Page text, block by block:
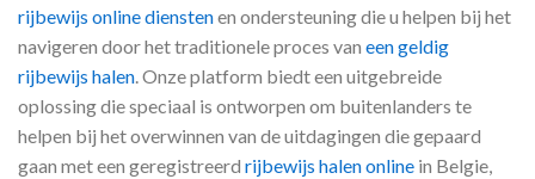
rijbewijs online dienstenen ondersteuning die u helpen bij het
navigeren door het traditionele proces van een geldig
rijbewijs halen. Onze platform biedt een uitgebreide
oplossing die speciaal is ontworpen om buitenlanders te
helpen bij het overwinnen van de uitdagingen die gepaard
gaan met een geregistreerd rijbewijs halen online in Belgie,